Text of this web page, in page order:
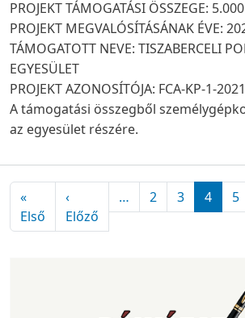
PROJEKT TÁMOGATÁSI ÖSSZEGE:
PROJEKT MEGVALÓSÍTÁSÁNAK ÉVE:
TÁMOGATOTT NEVE: TISZABERCELI
EGYESÜLET
PROJEKT AZONOSÍTÓJA: FCA-KP-1-
A támogatási összegből
az egyesület részére.
Oldalszámozás
«
Első Első oldal
‹
Előző Előző oldal
… 2 3 4 5